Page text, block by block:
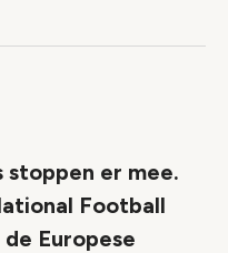
stoppen er mee.
Football
Europese